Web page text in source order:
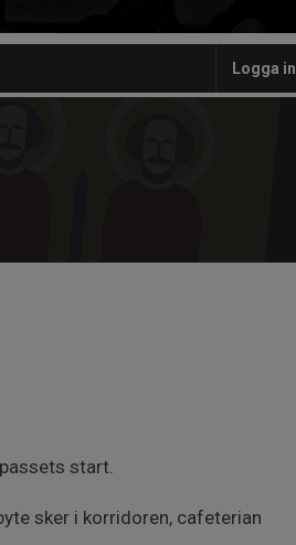
Logga in
start.
sker i korridoren, cafeterian